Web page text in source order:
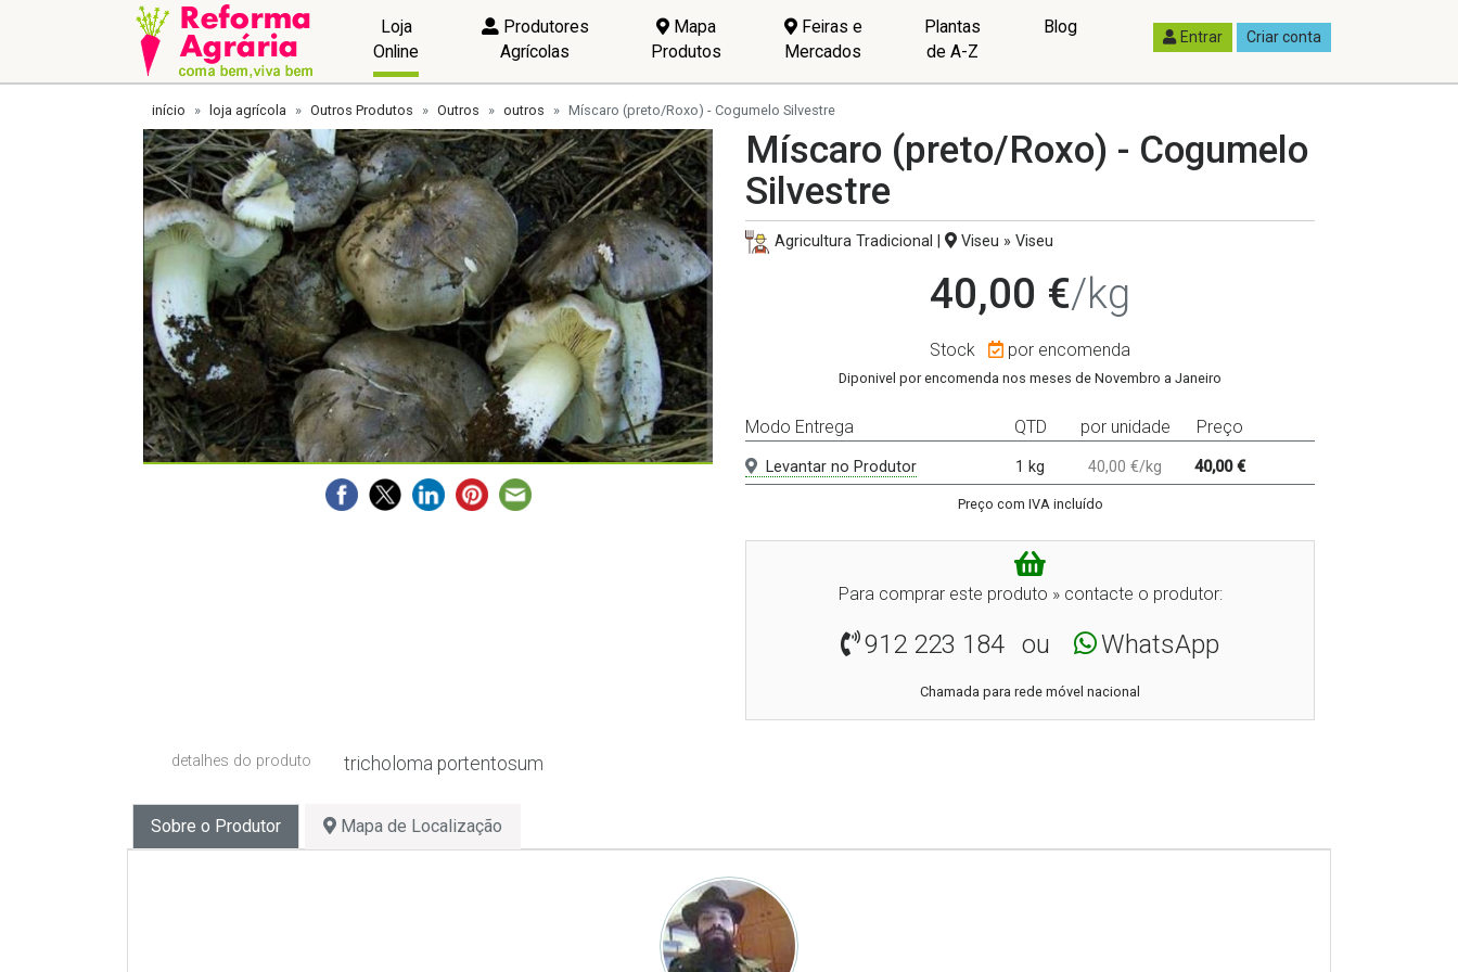
Loja
Online
Produtores
Agrícolas
Mapa
Produtos
Feiras e
Mercados
Plantas
de A-Z
Blog Entrar Criar conta
início loja agrícola Outros Produtos Outros outros Míscaro (preto/Roxo) - Cogumelo Silvestre
Míscaro (preto/Roxo) - Cogumelo
Silvestre
Agricultura Tradicional | Viseu » Viseu
40,00 €/kg
Stock por encomenda
Diponivel por encomenda nos meses de Novembro a Janeiro
Modo Entrega QTD por unidade Preço
Levantar no Produtor 1 kg 40,00 €/kg 40,00 €
Preço com IVA incluído
Para comprar este produto » contacte o produtor:
912 223 184 ou WhatsApp
Chamada para rede móvel nacional
detalhes do produto tricholoma portentosum
Sobre o Produtor Mapa de Localização